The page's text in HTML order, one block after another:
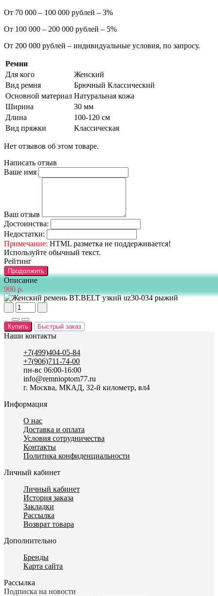
От 70 000 – 100 000 рублей – 3%
От 100 000 – 200 000 рублей – 5%
От 200 000 рублей – индивидуальные условия, по запросу.
Ремни
Для кого
Женский
Вид ремня
Брючный Классический
Основной материал Натуральная кожа
Ширина
30 мм
Длина
100-120 см
Вид пряжки
Классическая
Нет отзывов об этом товаре.
Написать отзыв
Ваше имя
Ваш отзыв
Достоинства:
Недостатки:
Примечание: HTML разметка не поддерживается!
Используйте обычный текст.
Рейтинг
Продолжить
Описание
900 р.
Купить Быстрый заказ
Наши контакты
+7(499)404-05-84
+7(906)711-74-00
пн-вс 06:00-16:00
info@remnioptom77.ru
г. Москва, МКАД, 32-й километр, вл4
Информация
О нас
Доставка и оплата
Условия сотрудничества
Контакты
Политика конфиденциальности
Личный кабинет
Личный кабинет
История заказа
Закладки
Рассылка
Возврат товара
Дополнительно
Бренды
Карта сайта
Рассылка
Подписка на новости